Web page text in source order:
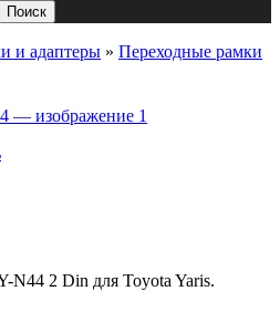
Поиск
и адаптеры » Переходные рамки
N44 2 Din для Toyota Yaris.